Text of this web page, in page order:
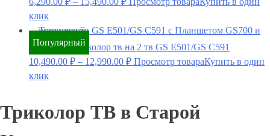
клик
Популярный
Комплект Триколор тв на 2 тв GS E501/GS C591
10,490.00 ₽ – 12,990.00 ₽ Просмотр товараКупить в один
клик
Триколор ТВ в Старой